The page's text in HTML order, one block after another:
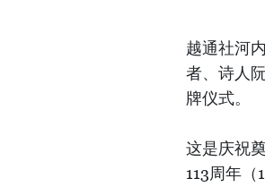
越通社河
者、诗人
牌仪式。
这是庆祝
113周年